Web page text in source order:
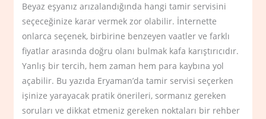
Beyaz eşyanız arızalandığında hangi tamir servisini
seçeceğinize karar vermek zor olabilir. İnternette
onlarca seçenek, birbirine benzeyen vaatler ve farklı
fiyatlar arasında doğru olanı bulmak kafa karıştırıcıdır.
Yanlış bir tercih, hem zaman hem para kaybına yol
açabilir. Bu yazıda Eryaman’da tamir servisi seçerken
işinize yarayacak pratik önerileri, sormanız gereken
soruları ve dikkat etmeniz gereken noktaları bir rehber